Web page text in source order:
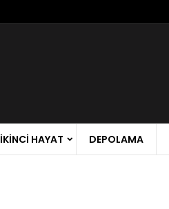
İKİNCİ HAYAT DEPOLAMA